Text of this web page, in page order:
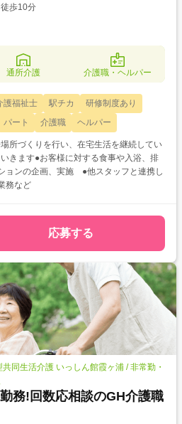
歩10分
通所介護 介護職・ヘルパー
護福祉士 駅チカ
研修制度あり
パート 介護職 ヘルパー
所づくりを行い、在宅生活を継続してい
きます●お客様に対する食事や入浴、排
ンの企画、実施 ●他スタッフと連携し
務など
応募する
同生活介護 いっしん館霞ヶ浦 / 非常勤・
務!回数応相談のGH介護職